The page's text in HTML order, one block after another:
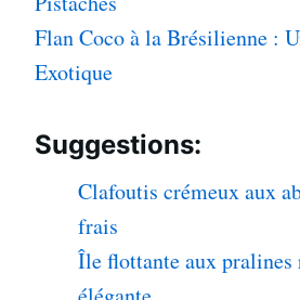
Flan Coco à la Brésilienne :
Exotique
Suggestions:
Clafoutis crémeux aux
frais
Île flottante aux pralines